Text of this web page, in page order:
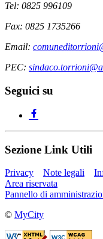
Tel: 0825 996109
Fax: 0825 1735266
Email:
PEC:
Seguici su
Sezione Link Utili
Privacy Note legali
Area riservata
Pannello di
© MyCity